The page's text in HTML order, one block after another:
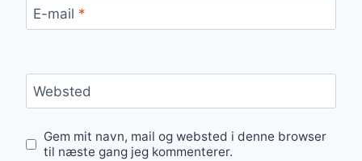
E-mail *
Websted
Gem mit navn, mail og websted i denne browser
til næste gang jeg kommenterer.